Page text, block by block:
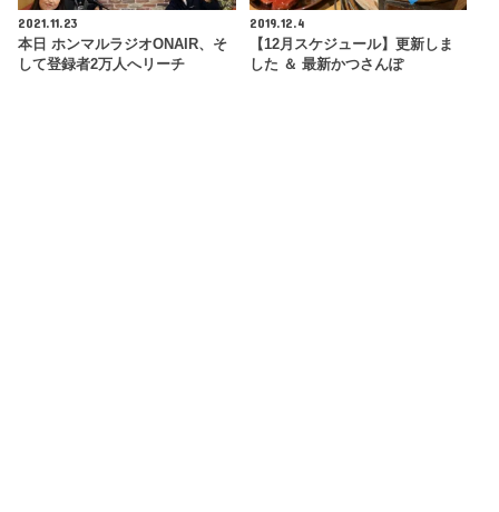
2021.11.23
本日 ホンマルラジオONAIR、そ
して登録者2万人へリーチ
2019.12.4
【12月スケジュール】更新しま
した ＆ 最新かつさんぽ